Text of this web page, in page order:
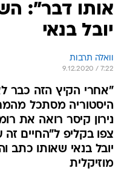
אותו דבר":
יובל בנאי
וואלה תרבות
9.12.2020 / 7:22
"אחרי הקיץ הזה כבר
היסטוריה מסתכל
נירון קיסר רואה את
צפו בקליפ ל"החיים
יובל בנאי שאותו כתב
מוזיקלית